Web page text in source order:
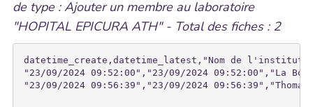
de type : Ajouter un membre au laboratoire
"HOPITAL EPICURA ATH" - Total des fiches : 2
datetime_create,datetime_latest,"Nom de
"23/09/2024 09:52:00","23/09/2024 09:52:00","La